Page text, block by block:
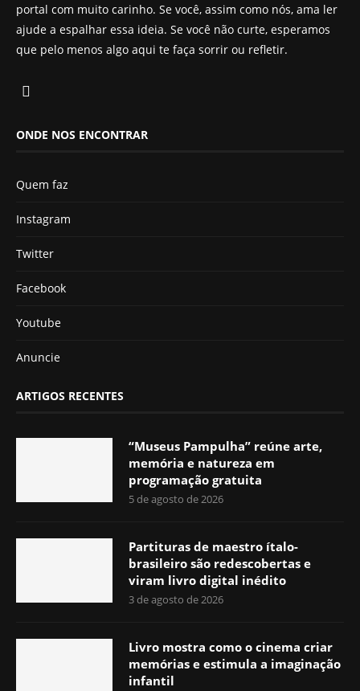
portal com muito carinho. Se você, assim como nós, ama ler
ajude a espalhar essa ideia. Se você não curte, esperamos
que pelo menos algo aqui te faça sorrir ou refletir.
ONDE NOS ENCONTRAR
Quem faz
Instagram
Twitter
Facebook
Youtube
Anuncie
ARTIGOS RECENTES
“Museus Pampulha” reúne arte,
memória e natureza em
programação gratuita
5 de agosto de 2026
Partituras de maestro ítalo-
brasileiro são redescobertas e
viram livro digital inédito
3 de agosto de 2026
Livro mostra como o cinema criar
memórias e estimula a imaginação
infantil